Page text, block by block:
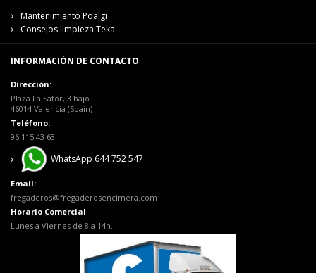
Mantenimiento Poalgi
Consejos limpieza Teka
INFORMACIÓN DE CONTACTO
Dirección:
Plaza La Safor, 3 bajo
46014 Valencia (Spain)
Teléfono:
96 115 43 63
WhatsApp 644 752 547
Email:
fregaderos@fregaderosencimera.com
Horario Comercial
Lunes a Viernes de 8 a 14h.